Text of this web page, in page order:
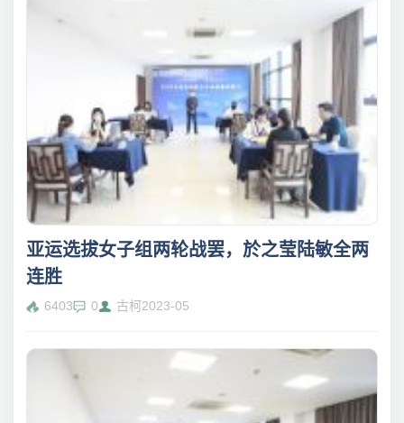
亚运选拔女子组两轮战罢，於之莹陆敏全两
连胜
6403 0 古柯2023-05